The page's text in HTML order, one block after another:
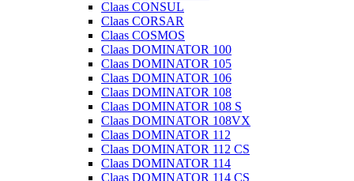
Claas CONSUL
Claas CORSAR
Claas COSMOS
Claas DOMINATOR 100
Claas DOMINATOR 105
Claas DOMINATOR 106
Claas DOMINATOR 108
Claas DOMINATOR 108 S
Claas DOMINATOR 108VX
Claas DOMINATOR 112
Claas DOMINATOR 112 CS
Claas DOMINATOR 114
Claas DOMINATOR 114 CS